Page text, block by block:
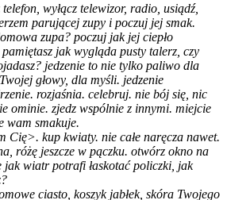
telefon, wyłącz telewizor, radio, usiądź,
parującej zupy i poczuj jej smak.
zupa? poczuj jak jej ciepło
jak wygląda pusty talerz, czy
jedzenie to nie tylko paliwo dla
głowy, dla myśli. jedzenie
rozjaśnia. celebruj. nie bój się, nic
ominie. zjedz wspólnie z innymi. miejcie
wam smakuje.
Cię>. kup kwiaty. nie całe naręcza nawet.
różę jeszcze w pączku. otwórz okno na
jak wiatr potrafi łaskotać policzki, jak
ciasto, koszyk jabłek, skóra Twojego